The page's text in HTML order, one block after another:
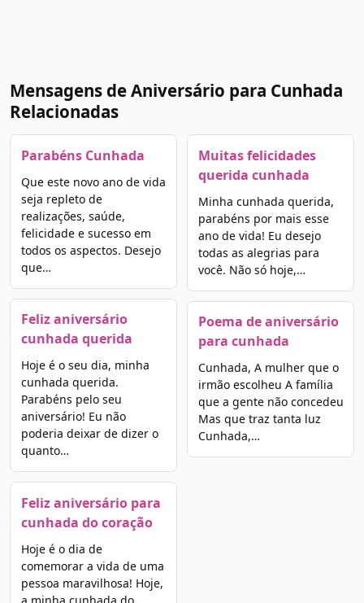
Mensagens de Aniversário para Cunhada
Relacionadas
Parabéns Cunhada
Que este novo ano de vida
seja repleto de
realizações, saúde,
felicidade e sucesso em
todos os aspectos. Desejo
que…
Feliz aniversário
cunhada querida
Hoje é o seu dia, minha
cunhada querida.
Parabéns pelo seu
aniversário! Eu não
poderia deixar de dizer o
quanto…
Feliz aniversário para
cunhada do coração
Hoje é o dia de
comemorar a vida de uma
pessoa maravilhosa! Hoje,
Muitas felicidades
querida cunhada
Minha cunhada querida,
parabéns por mais esse
ano de vida! Eu desejo
todas as alegrias para
você. Não só hoje,…
Poema de aniversário
para cunhada
Cunhada, A mulher que o
irmão escolheu A família
que a gente não concedeu
Mas que traz tanta luz
Cunhada,…